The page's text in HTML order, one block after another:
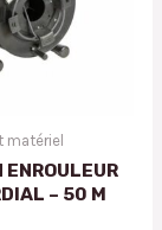
matériel
ENROULEUR
– 50 M